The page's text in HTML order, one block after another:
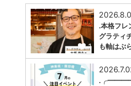
1
.本格フレ
グラティ
も軸はぶ